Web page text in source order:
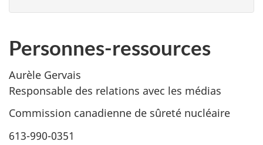
Personnes-ressources
Aurèle Gervais
Responsable des relations avec les médias
Commission canadienne de sûreté nucléaire
613-990-0351